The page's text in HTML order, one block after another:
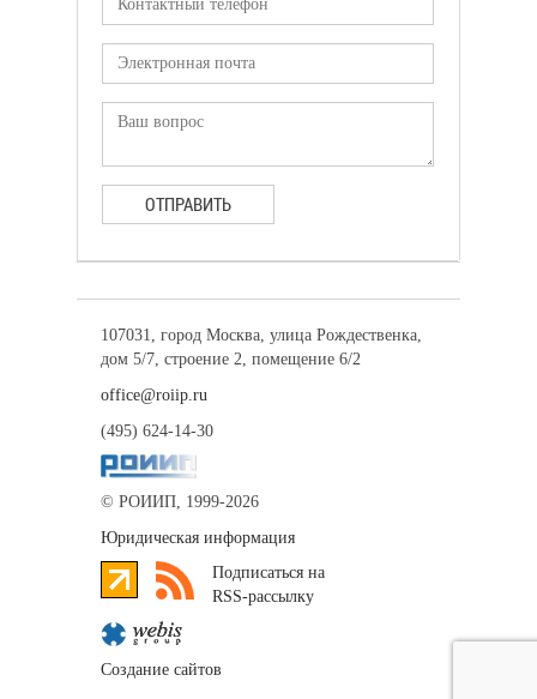
ОТПРАВИТЬ
107031, город Москва, улица Рождественка,
дом 5/7, строение 2, помещение 6/2
office@roiip.ru
(495) 624-14-30
© РОИИП, 1999-2026
Юридическая информация
Подписаться на
RSS-рассылку
Создание сайтов